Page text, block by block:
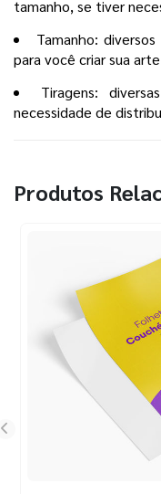
tamanho, se tiver
Tamanho:
para você criar sua
Tiragens:
necessidade de
Produtos